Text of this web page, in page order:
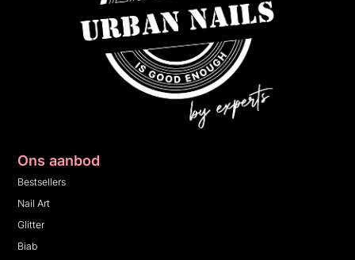
Ons aanbod
Bestsellers
Nail Art
Glitter
Biab